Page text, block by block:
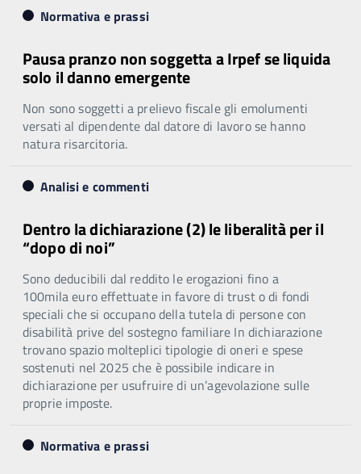
Normativa e prassi
Pausa pranzo non soggetta a Irpef se liquida
solo il danno emergente
Non sono soggetti a prelievo fiscale gli emolumenti
versati al dipendente dal datore di lavoro se hanno
natura risarcitoria.
Analisi e commenti
Dentro la dichiarazione (2) le liberalità per il
“dopo di noi”
Sono deducibili dal reddito le erogazioni fino a
100mila euro effettuate in favore di trust o di fondi
speciali che si occupano della tutela di persone con
disabilità prive del sostegno familiare In dichiarazione
trovano spazio molteplici tipologie di oneri e spese
sostenuti nel 2025 che è possibile indicare in
dichiarazione per usufruire di un’agevolazione sulle
proprie imposte.
Normativa e prassi